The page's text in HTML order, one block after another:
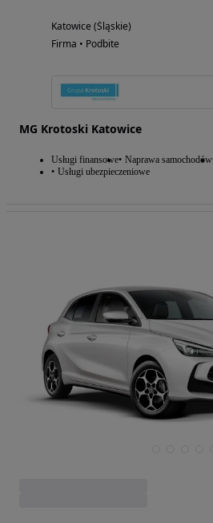
Katowice (Śląskie)
Firma • Podbite
MG Krotoski Katowice
Usługi finansowe Naprawa samochodów
Usługi ubezpieczeniowe